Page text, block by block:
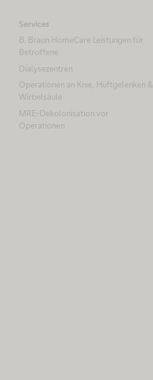
Services
B. Braun HomeCare Leistungen für
Betroffene
Dialysezentren
Operationen an Knie, Hüftgelenken &
Wirbelsäule
MRE-Dekolonisation vor
Operationen